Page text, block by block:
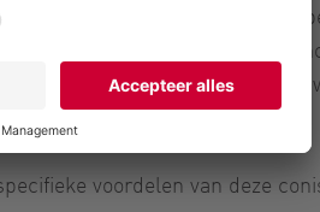
eenvoudig worden
vervanging van slijtdelen toch
van de vergister gaat
voordelen van deze